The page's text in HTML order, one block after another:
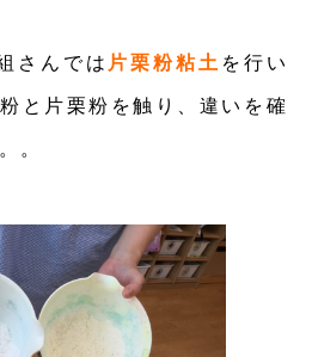
さんでは 片栗粉粘土 を行い
と片栗粉を触り、違いを確
。